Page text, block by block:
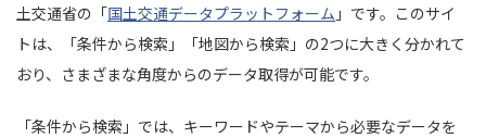
土交通省の「国土交通データプラットフォーム 」です。このサイ
トは、「条件から検索」「地図から検索」の2つに大きく分かれて
おり、さまざまな角度からのデータ取得が可能です。
「条件から検索」では、キーワードやテーマから必要なデータを